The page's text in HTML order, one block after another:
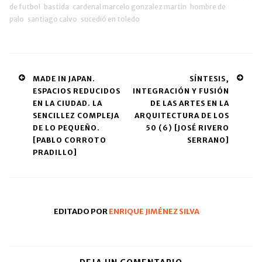
de futbol
bastida cardenal marcelo gonzalez martin hombre de
palo santiago calvo sucedió en toledo
Post
navigation
MADE IN JAPAN.
ESPACIOS REDUCIDOS
EN LA CIUDAD. LA
SENCILLEZ COMPLEJA
DE LO PEQUEÑO.
[PABLO CORROTO
PRADILLO]
SÍNTESIS,
INTEGRACIÓN Y FUSIÓN
DE LAS ARTES EN LA
ARQUITECTURA DE LOS
50 (6) [JOSÉ RIVERO
SERRANO]
EDITADO PORENRIQUE JIMÉNEZ SILVA